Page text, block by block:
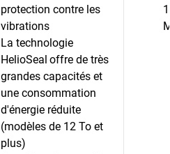
protection contre les
vibrations
La technologie
HelioSeal offre de très
grandes capacités et
une consommation
d'énergie réduite
(modèles de 12 To et
plus)